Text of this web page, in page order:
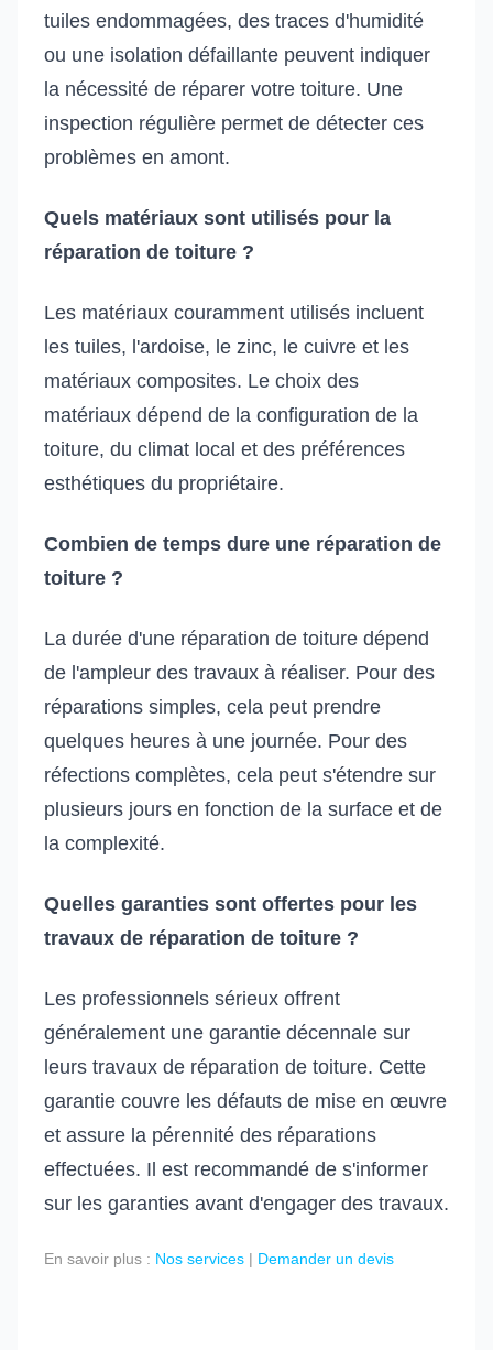
tuiles endommagées, des traces d'humidité
ou une isolation défaillante peuvent indiquer
la nécessité de réparer votre toiture. Une
inspection régulière permet de détecter ces
problèmes en amont.
Quels matériaux sont utilisés pour la
réparation de toiture ?
Les matériaux couramment utilisés incluent
les tuiles, l'ardoise, le zinc, le cuivre et les
matériaux composites. Le choix des
matériaux dépend de la configuration de la
toiture, du climat local et des préférences
esthétiques du propriétaire.
Combien de temps dure une réparation de
toiture ?
La durée d'une réparation de toiture dépend
de l'ampleur des travaux à réaliser. Pour des
réparations simples, cela peut prendre
quelques heures à une journée. Pour des
réfections complètes, cela peut s'étendre sur
plusieurs jours en fonction de la surface et de
la complexité.
Quelles garanties sont offertes pour les
travaux de réparation de toiture ?
Les professionnels sérieux offrent
généralement une garantie décennale sur
leurs travaux de réparation de toiture. Cette
garantie couvre les défauts de mise en œuvre
et assure la pérennité des réparations
effectuées. Il est recommandé de s'informer
sur les garanties avant d'engager des travaux.
En savoir plus : Nos services | Demander un devis